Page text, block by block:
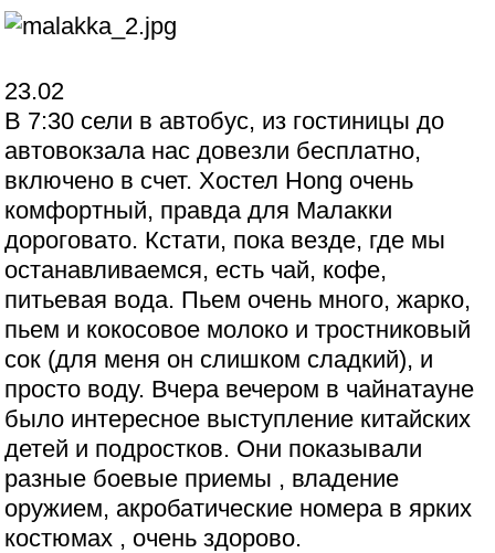
23.02
В 7:30 сели в автобус, из гостиницы до
автовокзала нас довезли бесплатно,
включено в счет. Хостел Hong очень
комфортный, правда для Малакки
дороговато. Кстати, пока везде, где мы
останавливаемся, есть чай, кофе,
питьевая вода. Пьем очень много, жарко,
пьем и кокосовое молоко и тростниковый
сок (для меня он слишком сладкий), и
просто воду. Вчера вечером в чайнатауне
было интересное выступление китайских
детей и подростков. Они показывали
разные боевые приемы , владение
оружием, акробатические номера в ярких
костюмах , очень здорово.